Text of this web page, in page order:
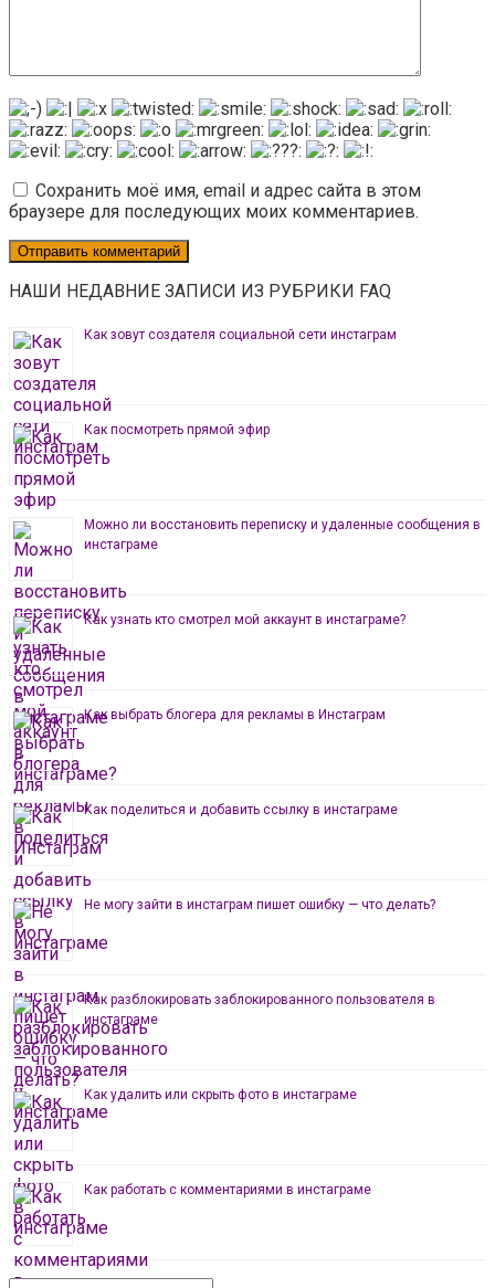
Сохранить моё имя, email и адрес сайта в этом
браузере для последующих моих комментариев.
НАШИ НЕДАВНИЕ ЗАПИСИ ИЗ РУБРИКИ FAQ
Как зовут создателя социальной сети инстаграм
Как посмотреть прямой эфир
Можно ли восстановить переписку и удаленные сообщения в
инстаграме
Как узнать кто смотрел мой аккаунт в инстаграме?
Как выбрать блогера для рекламы в Инстаграм
Как поделиться и добавить ссылку в инстаграме
Не могу зайти в инстаграм пишет ошибку — что делать?
Как разблокировать заблокированного пользователя в
инстаграме
Как удалить или скрыть фото в инстаграме
Как работать с комментариями в инстаграме